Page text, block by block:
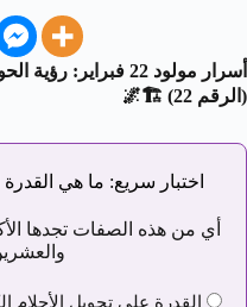
أسرار مولود 22
(الرقم 22)
🏗️🌌
اختبار سريع: ما هي القدرة
أي من هذه الصفات تجدها
القدرة على تحويل الأحلام